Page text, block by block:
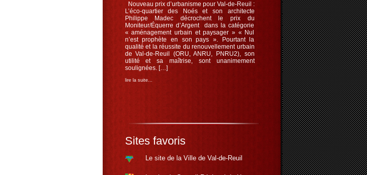
Nouveau prix d’urbanisme pour Val-de-Reuil :
L’éco-quartier des Noés et son architecte
Philippe Madec décrochent le prix du
Moniteur/Équerre d’Argent dans la catégorie
« aménagement urbain et paysager » « Nul
n’est prophète en son pays ». Pourtant la
qualité et la réussite du renouvellement urbain
de Val-de-Reuil (ORU, ANRU, PNRU2), son
utilité et sa maîtrise, sont unanimement
soulignées. […]
lire la suite…
Sites favoris
Le site de la Ville de Val-de-Reuil